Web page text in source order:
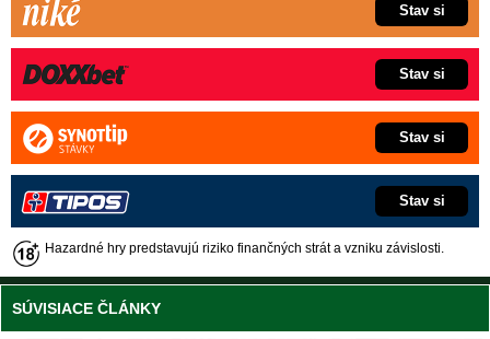
Stav si
Stav si
Stav si
Stav si
Hazardné hry predstavujú riziko finančných strát a vzniku závislosti.
SÚVISIACE ČLÁNKY